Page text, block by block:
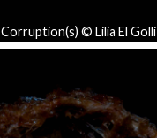
Corruption(s) © Lilia El Golli